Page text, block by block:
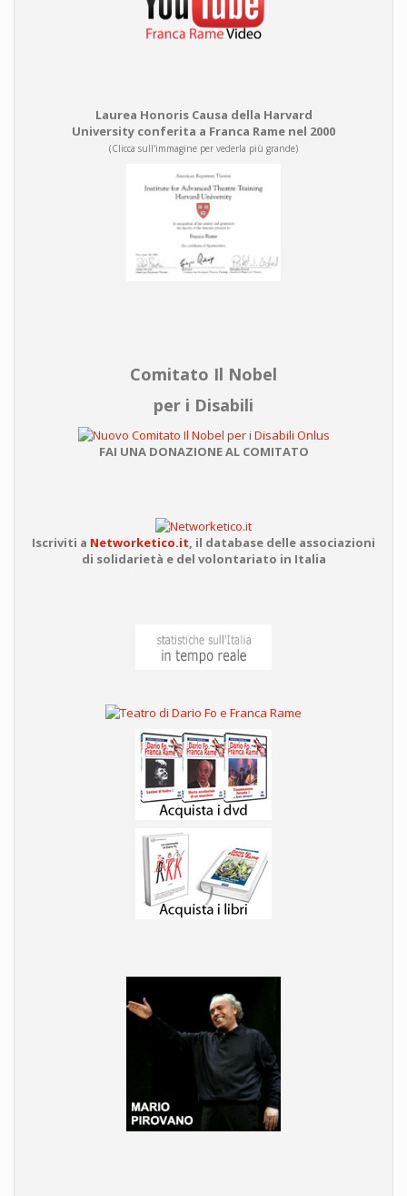
Laurea Honoris Causa della Harvard
University conferita a Franca Rame nel 2000
(Clicca sull'immagine per vederla più grande)
Comitato Il Nobel
per i Disabili
FAI UNA DONAZIONE AL COMITATO
Iscriviti a Networketico.it, il database delle associazioni
di solidarietà e del volontariato in Italia